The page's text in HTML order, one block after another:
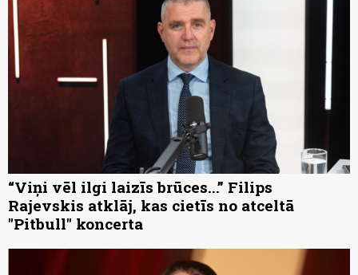
“Viņi vēl ilgi laizīs brūces...” Filips
Rajevskis atklāj, kas cietīs no atceltā
"Pitbull" koncerta